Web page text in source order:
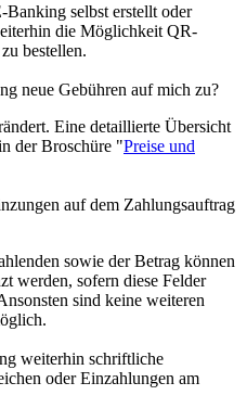
selbst erstellt oder
die Möglichkeit QR-
bestellen.
neue Gebühren auf mich zu?
Eine detaillierte Übersicht
der Broschüre "Preise und
auf dem Zahlungsauftrag
sowie der Betrag können
werden, sofern diese Felder
sind keine weiteren
weiterhin schriftliche
oder Einzahlungen am